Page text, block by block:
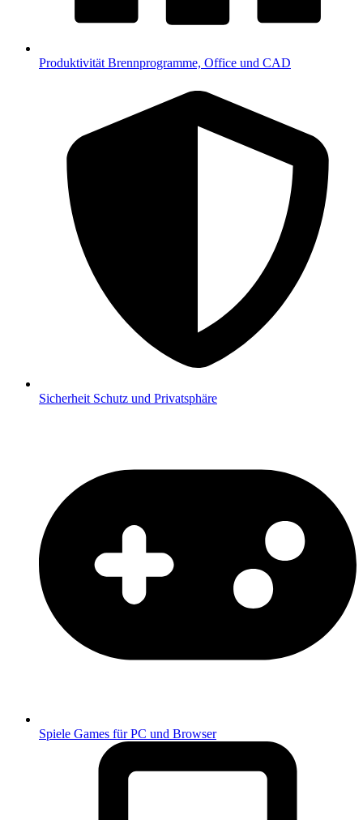
Produktivität Brennprogramme, Office und CAD
Sicherheit Schutz und Privatsphäre
Spiele Games für PC und Browser